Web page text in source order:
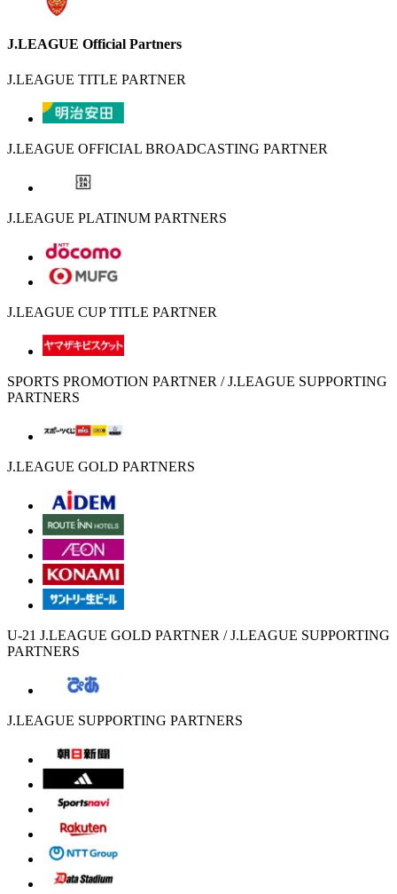
J.LEAGUE Official Partners
J.LEAGUE TITLE PARTNER
J.LEAGUE OFFICIAL BROADCASTING PARTNER
J.LEAGUE PLATINUM PARTNERS
J.LEAGUE CUP TITLE PARTNER
SPORTS PROMOTION PARTNER / J.LEAGUE SUPPORTING
PARTNERS
J.LEAGUE GOLD PARTNERS
U-21 J.LEAGUE GOLD PARTNER / J.LEAGUE SUPPORTING
PARTNERS
J.LEAGUE SUPPORTING PARTNERS